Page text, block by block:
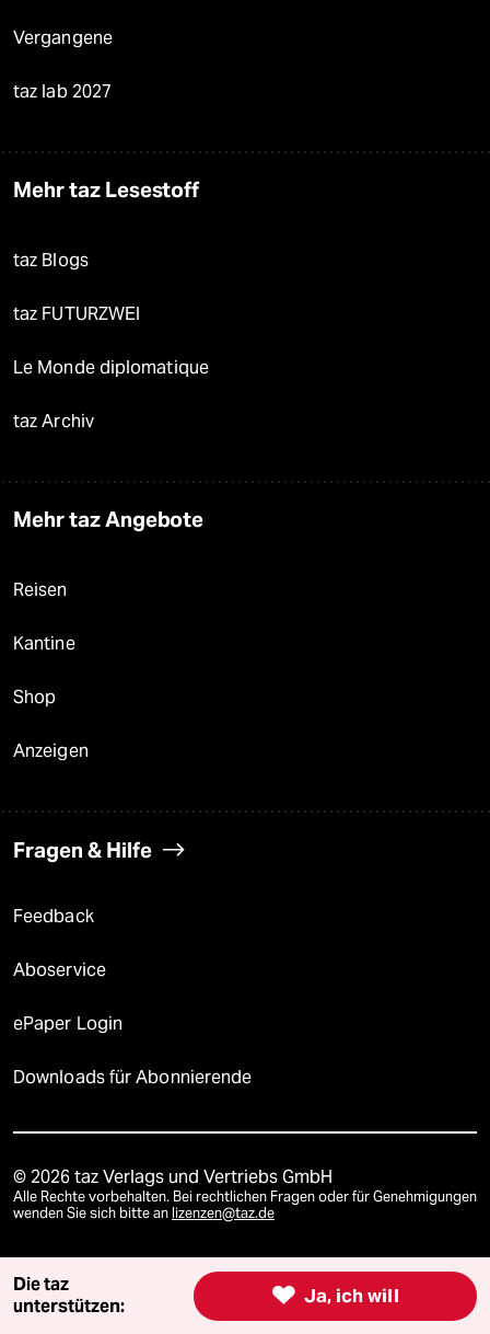
Vergangene
taz lab 2027
Mehr taz Lesestoff
taz Blogs
taz FUTURZWEI
Le Monde diplomatique
taz Archiv
Mehr taz Angebote
Reisen
Kantine
Shop
Anzeigen
Fragen & Hilfe
Feedback
Aboservice
ePaper Login
Downloads für Abonnierende
© 2026 taz Verlags und Vertriebs GmbH
Alle Rechte vorbehalten. Bei rechtlichen Fragen oder für Genehmigungen
wenden Sie sich bitte an lizenzen@taz.de
Feedback Redaktionsstatut Kommune-Richtlinien KI-
 Ja, ich will
Die taz
unterstützen: